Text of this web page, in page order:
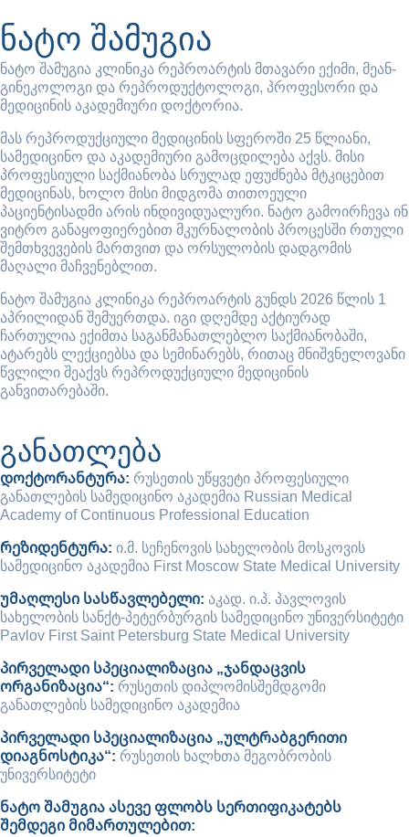
ნატო შამუგია
ნატო შამუგია კლინიკა რეპროარტის მთავარი ექიმი, მეან-
გინეკოლოგი და რეპროდუქტოლოგი, პროფესორი და
მედიცინის აკადემიური დოქტორია.
მას რეპროდუქციული მედიცინის სფეროში 25 წლიანი,
სამედიცინო და აკადემიური გამოცდილება აქვს. მისი
პროფესიული საქმიანობა სრულად ეფუძნება მტკიცებით
მედიცინას, ხოლო მისი მიდგომა თითოეული
პაციენტისადმი არის ინდივიდუალური. ნატო გამოირჩევა ინ
ვიტრო განაყოფიერებით მკურნალობის პროცესში რთული
შემთხვევების მართვით და ორსულობის დადგომის
მაღალი მაჩვენებლით.
ნატო შამუგია კლინიკა რეპროარტის გუნდს 2026 წლის 1
აპრილიდან შემუერთდა. იგი დღემდე აქტიურად
ჩართულია ექიმთა საგანმანათლებლო საქმიანობაში,
ატარებს ლექციებსა და სემინარებს, რითაც მნიშვნელოვანი
წვლილი შეაქვს რეპროდუქციული მედიცინის
განვითარებაში.
განათლება
დოქტორანტურა: რუსეთის უწყვეტი პროფესიული
განათლების სამედიცინო აკადემია Russian Medical
Academy of Continuous Professional Education
რეზიდენტურა: ი.მ. სეჩენოვის სახელობის მოსკოვის
სამედიცინო აკადემია First Moscow State Medical University
უმაღლესი სასწავლებელი: აკად. ი.პ. პავლოვის
სახელობის სანქტ-პეტერბურგის სამედიცინო უნივერსიტეტი
Pavlov First Saint Petersburg State Medical University
პირველადი სპეციალიზაცია „ჯანდაცვის
ორგანიზაცია“: რუსეთის დიპლომისშემდგომი
განათლების სამედიცინო აკადემია
პირველადი სპეციალიზაცია „ულტრაბგერითი
დიაგნოსტიკა“: რუსეთის ხალხთა მეგობრობის
უნივერსიტეტი
ნატო შამუგია ასევე ფლობს სერთიფიკატებს
შემდეგი მიმართულებით: